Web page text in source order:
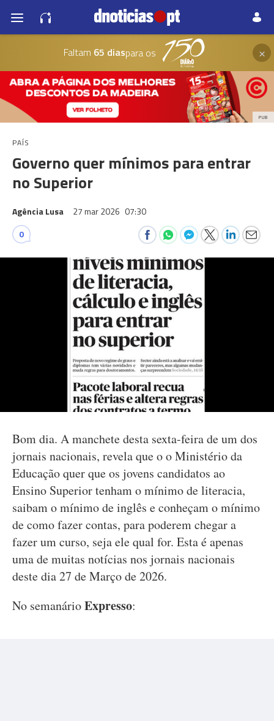
Faltam 65 diaspara os ×
PUB
PAÍS
Governo quer mínimos para entrar
no Superior
Agência Lusa 27 mar 2026 07:30
0
Bom dia. A manchete desta sexta-feira de um dos
jornais nacionais, revela que o o Ministério da
Educação quer que os jovens candidatos ao
Ensino Superior tenham o mínimo de literacia,
saibam o mínimo de inglês e conheçam o mínimo
de como fazer contas, para poderem chegar a
fazer um curso, seja ele qual for. Esta é apenas
uma de muitas notícias nos jornais nacionais
deste dia 27 de Março de 2026.
No semanárioExpresso: